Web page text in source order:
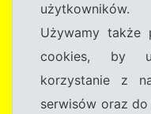
użytkowników.
Używamy także
cookies, by
korzystanie z
serwisów oraz